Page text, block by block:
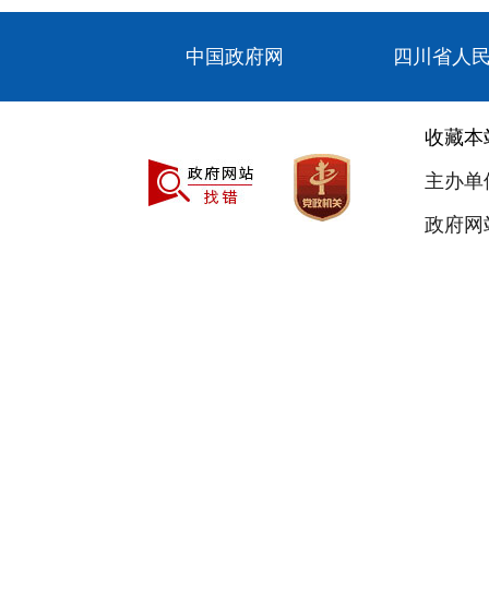
中国政府网 四川省人
收藏本
主办
政府网